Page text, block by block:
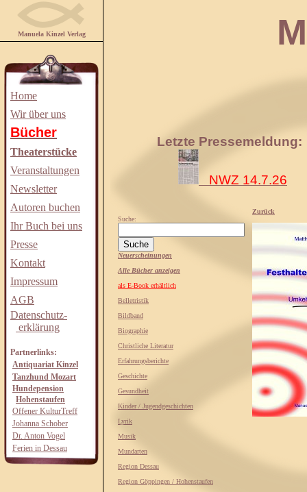
Manuela Kinzel Verlag
Home
Wir über uns
Bücher
Theaterstücke
Veranstaltungen
Newsletter
Autoren buchen
Ihr Buch bei uns
Presse
Kontakt
Impressum
AGB
Datenschutz-
erklärung
Partnerlinks:
Antiquariat Kinzel
Tanzhund Mozart
Hundepension
Hohenstaufen
Offener KulturTreff
Johanna Schober
Dr. Anton Vogel
Ferien in Dessau
Letzte Pressemeldung:
NWZ 14.7.26
Suche:
Neuerscheinungen
Alle Bücher anzeigen
als E-Book erhältlich
Belletristik
Bildband
Biographie
Christliche Literatur
Erfahrungsberichte
Geschichte
Gesundheit
Kinder / Jugendgeschichten
Lyrik
Musik
Mundarten
Region Dessau
Region Göppingen / Hohenstaufen
Zurück